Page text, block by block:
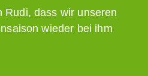
Rudi, dass wir unseren
wieder bei ihm